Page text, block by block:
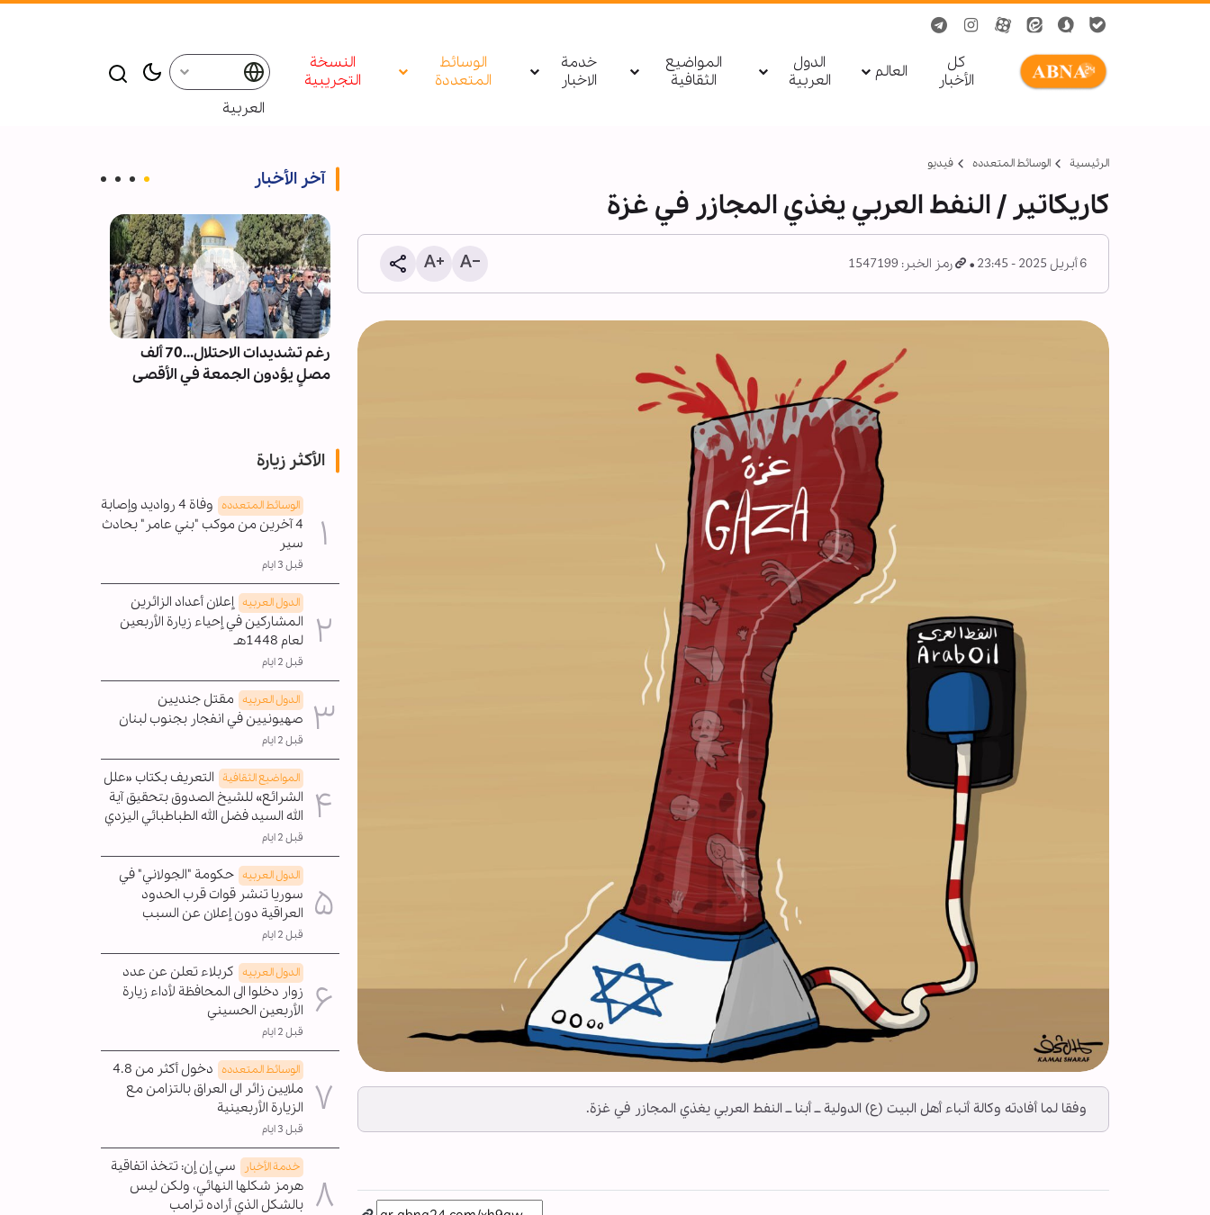
کل
الأخبار
العالم
الدول
العربیة
المواضيع
الثقافية
خدمة
الاخبار
الوسائط
المتعددة
النسخة
التجريبية
العربية
الرئيسية الوسائط المتعدده فیدیو
كاريكاتير / النفط العربي يغذي المجازر في غزة
6 أبريل 2025 - 23:45 رمز الخبر: 1547199
وفقا لما أفادته وكالة أنباء أهل البيت (ع) الدولية ــ أبنا ــ النفط العربي يغذي المجازر في غزة.
آخر الأخبار
رغم تشديدات الاحتلال...70 ألف
مصلٍ يؤدون الجمعة في الأقصى
الأكثر زيارة
الوسائط المتعدده
وفاة 4 رواديد وإصابة
4 آخرين من موكب "بني عامر" بحادث
سير
قبل 3 ايام
الدول العربیه إعلان أعداد الزائرين
المشاركين في إحياء زيارة الأربعين
لعام 1448هـ
قبل 2 ايام
الدول العربیه مقتل جنديين
صهيونيين في انفجار بجنوب لبنان
قبل 2 ايام
المواضیع الثقافية التعريف بكتاب «علل
الشرائع» للشيخ الصدوق بتحقيق آية
الله السيد فضل الله الطباطبائي اليزدي
قبل 2 ايام
الدول العربیه حكومة "الجولاني" في
سوريا تنشر قوات قرب الحدود
العراقية دون إعلان عن السبب
قبل 2 ايام
الدول العربیه كربلاء تعلن عن عدد
زوار دخلوا الى المحافظة لأداء زيارة
الأربعين الحسيني
قبل 2 ايام
الوسائط المتعدده
دخول أكثر من 4.8
ملايين زائر الى العراق بالتزامن مع
الزيارة الأربعينية
قبل 3 ايام
خدمة الأخبار
سي إن إن: تتخذ اتفاقية
هرمز شكلها النهائي، ولكن ليس
بالشكل الذي أراده ترامب